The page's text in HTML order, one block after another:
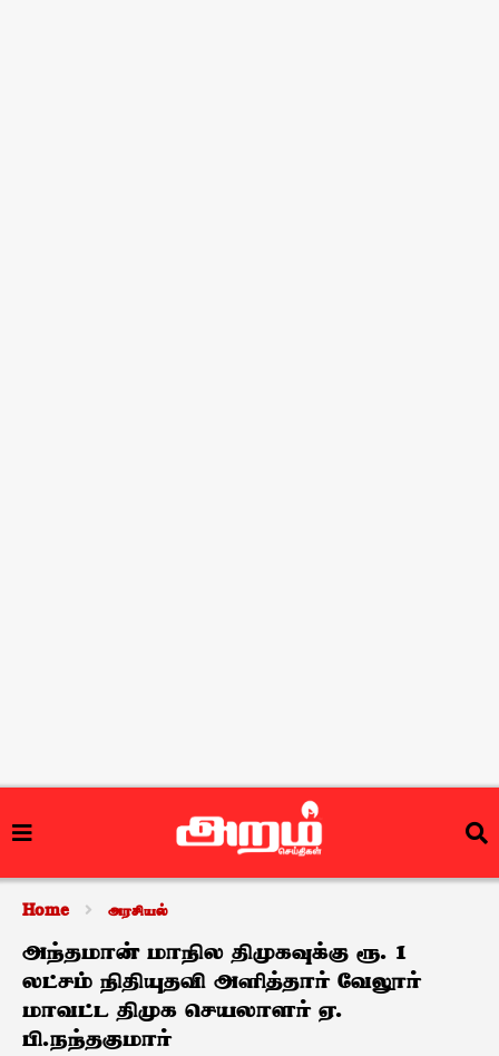
Home அரசியல்
அந்தமான் மாநில திமுகவுக்கு ரூ. 1
லட்சம் நிதியுதவி அளித்தார் வேலூர்
மாவட்ட திமுக செயலாளர் ஏ.
பி.நந்தகுமார்